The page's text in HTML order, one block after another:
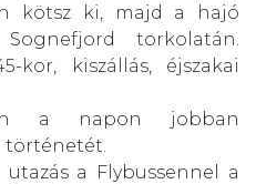
kötsz ki, majd a hajó
torkolatán.
kor, kiszállás, éjszakai
a napon jobban
történetét.
a Flybussennel a